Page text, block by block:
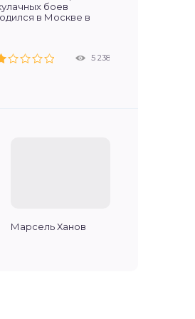
боев
в Москве в
5 238
1 979
Марсель Ханов